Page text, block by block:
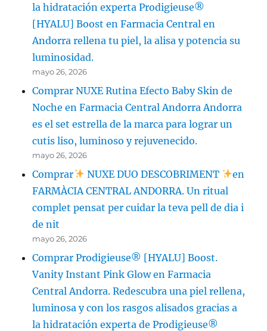
la hidratación experta Prodigieuse®
[HYALU] Boost en Farmacia Central en
Andorra rellena tu piel, la alisa y potencia su
luminosidad.
mayo 26, 2026
Comprar NUXE Rutina Efecto Baby Skin de
Noche en Farmacia Central Andorra Andorra
es el set estrella de la marca para lograr un
cutis liso, luminoso y rejuvenecido.
mayo 26, 2026
Comprar NUXE DUO DESCOBRIMENT
en
FARMÀCIA CENTRAL ANDORRA. Un ritual
complet pensat per cuidar la teva pell de dia i
de nit
mayo 26, 2026
Comprar Prodigieuse® [HYALU] Boost.
Vanity Instant Pink Glow en Farmacia
Central Andorra. Redescubra una piel rellena,
luminosa y con los rasgos alisados gracias a
la hidratación experta de Prodigieuse®